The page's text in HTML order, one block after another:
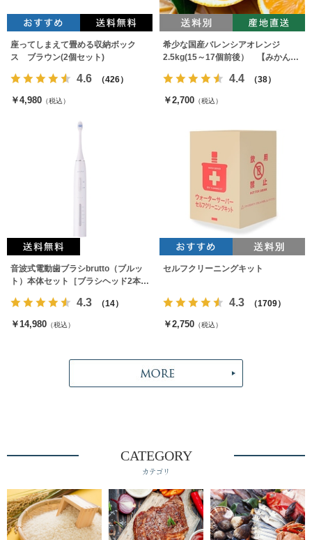
座ってしまえて畳める収納ボック
ス ブラウン(2個セット)
4.6 （426）
￥4,980 （税込）
希少な国産バレンシアオレンジ
2.5kg(15～17個前後） 【みかんの
4.4 （38）
￥2,700 （税込）
音波式電動歯ブラシbrutto（ブルッ
ト）本体セット［ブラシヘッド2本付
4.3 （14）
￥14,980 （税込）
セルフクリーニングキット
4.3 （1709）
￥2,750 （税込）
CATEGORY
カテゴリ